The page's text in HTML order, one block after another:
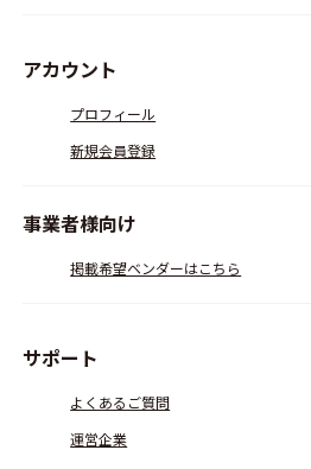
アカウント
プロフィール
新規会員登録
事業者様向け
掲載希望ベンダーはこちら
サポート
よくあるご質問
運営企業